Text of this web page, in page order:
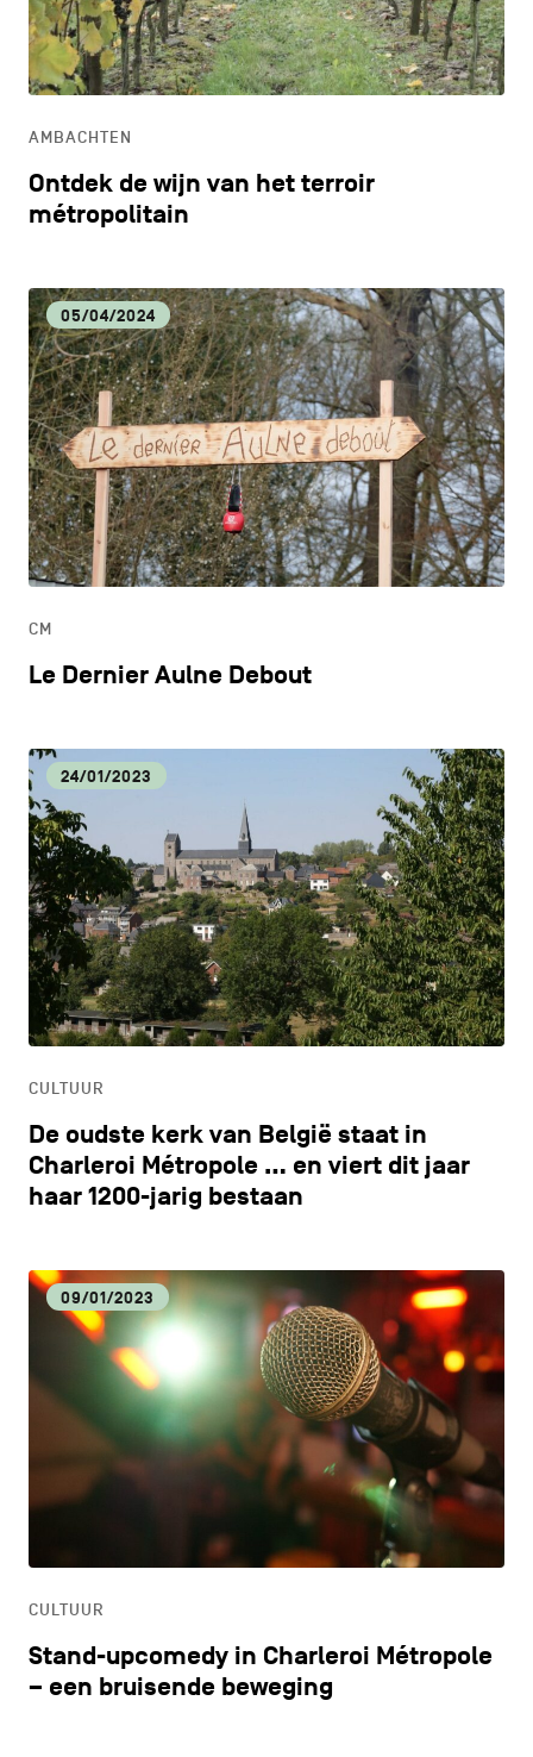
navigatie
ALGEMENE VOORWAARDEN
COOKIEBELEID
PRIVACYBELEID
NL EN FR
CULTUUR
HORECA
LIFESTYLE
LOKALE VOEDINGSPRODUCTEN
MILIEU
ONDERWIJS
AMBACHTEN
Ontdek de wijn van het terroir
métropolitain
05/04/2024
CM
Le Dernier Aulne Debout
24/01/2023
CULTUUR
De oudste kerk van België staat in
Charleroi Métropole … en viert dit jaar
haar 1200-jarig bestaan
09/01/2023
CULTUUR
Stand-upcomedy in Charleroi Métropole
– een bruisende beweging